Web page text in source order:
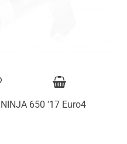
650 '17 Euro4